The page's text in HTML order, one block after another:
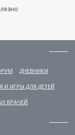
ДНЕВНИКИ
И ИГРЫ ДЛЯ ДЕТЕЙ
ВРАЧЕЙ